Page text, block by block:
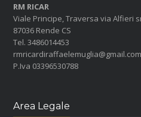
RM RICAR
Viale Principe, Traversa via Alfieri
87036 Rende CS
Tel. 3486014453
rmricardiraffaelemuglia@gmail.com
P.Iva 03396530788
Area Legale